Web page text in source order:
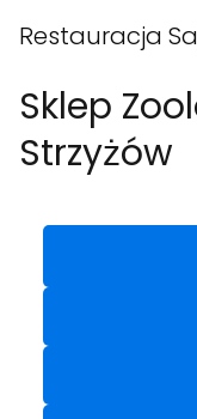
Restauracja
Sklep
Strzyżów